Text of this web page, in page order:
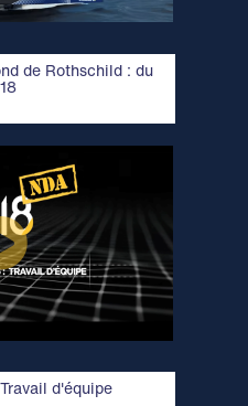
de Rothschild : du
d'équipe